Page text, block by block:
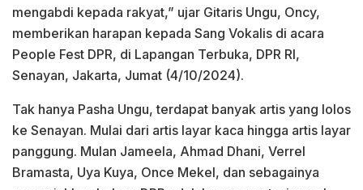
mengabdi kepada rakyat,” ujar Gitaris Ungu, Oncy,
memberikan harapan kepada Sang Vokalis di acara
People Fest DPR, di Lapangan Terbuka, DPR RI,
Senayan, Jakarta, Jumat (4/10/2024).
Tak hanya Pasha Ungu, terdapat banyak artis yang lolos
ke Senayan. Mulai dari artis layar kaca hingga artis layar
panggung. Mulan Jameela, Ahmad Dhani, Verrel
Bramasta, Uya Kuya, Once Mekel, dan sebagainya